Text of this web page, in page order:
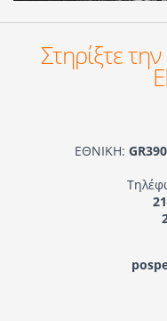
Στηρίξτε
ΕΘΝΙΚΗ: